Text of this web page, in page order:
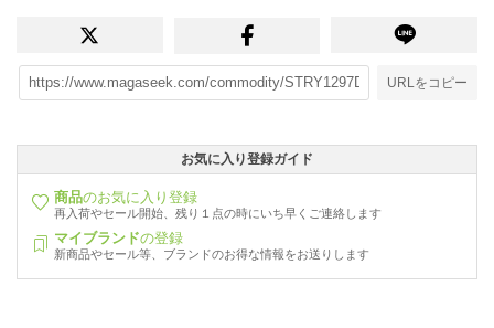
URLをコピー
お気に入り登録ガイド
商品のお気に入り登録
再入荷やセール開始、残り１点の時にいち早くご連絡します
マイブランドの登録
新商品やセール等、ブランドのお得な情報をお送りします